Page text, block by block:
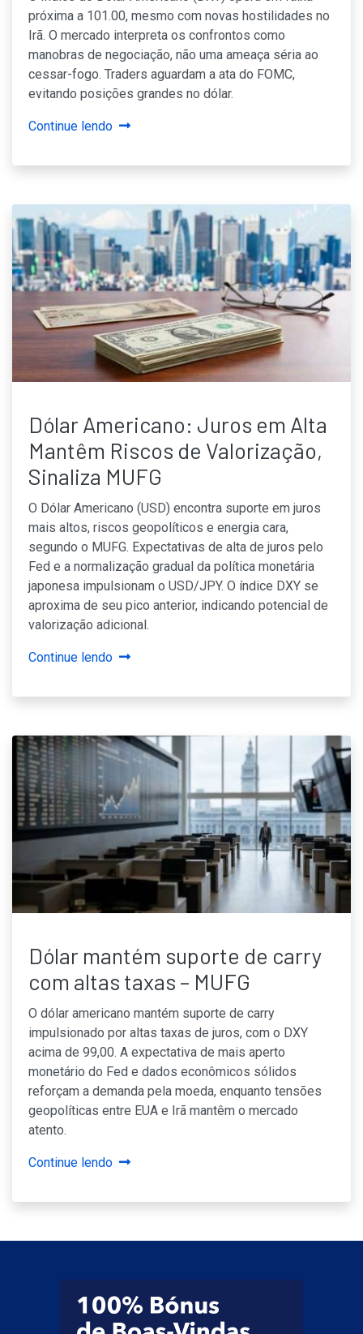
próxima a 101.00, mesmo com novas hostilidades no
Irã. O mercado interpreta os confrontos como
manobras de negociação, não uma ameaça séria ao
cessar-fogo. Traders aguardam a ata do FOMC,
evitando posições grandes no dólar.
Continue lendo
Dólar Americano: Juros em Alta
Mantêm Riscos de Valorização,
Sinaliza MUFG
O Dólar Americano (USD) encontra suporte em juros
mais altos, riscos geopolíticos e energia cara,
segundo o MUFG. Expectativas de alta de juros pelo
Fed e a normalização gradual da política monetária
japonesa impulsionam o USD/JPY. O índice DXY se
aproxima de seu pico anterior, indicando potencial de
valorização adicional.
Continue lendo
Dólar mantém suporte de carry
com altas taxas – MUFG
O dólar americano mantém suporte de carry
impulsionado por altas taxas de juros, com o DXY
acima de 99,00. A expectativa de mais aperto
monetário do Fed e dados econômicos sólidos
reforçam a demanda pela moeda, enquanto tensões
geopolíticas entre EUA e Irã mantêm o mercado
atento.
Continue lendo